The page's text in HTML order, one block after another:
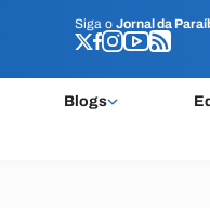
Siga o Jornal da
Blogs
Siga o Jornal da